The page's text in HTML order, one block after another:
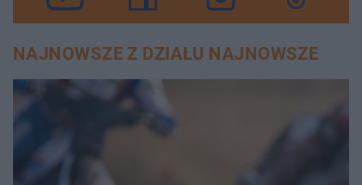
NAJNOWSZE Z DZIAŁU NAJNOWSZE